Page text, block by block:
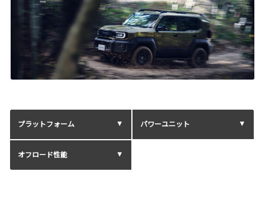
プラットフォーム パワーユニット
オフロード性能